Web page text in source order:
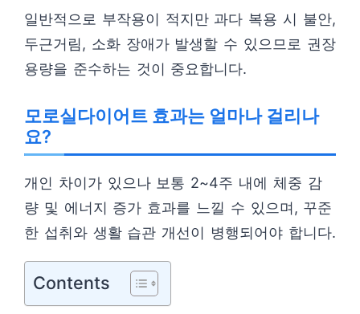
일반적으로 부작용이 적지만 과다 복용 시 불안,
두근거림, 소화 장애가 발생할 수 있으므로 권장
용량을 준수하는 것이 중요합니다.
모로실다이어트 효과는 얼마나 걸리나
요?
개인 차이가 있으나 보통 2~4주 내에 체중 감
량 및 에너지 증가 효과를 느낄 수 있으며, 꾸준
한 섭취와 생활 습관 개선이 병행되어야 합니다.
Contents